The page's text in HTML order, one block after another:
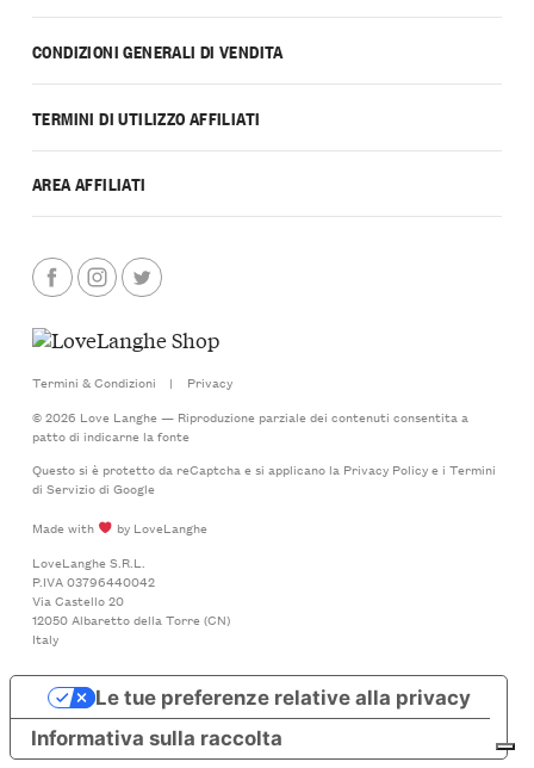
CONDIZIONI GENERALI DI VENDITA
TERMINI DI UTILIZZO AFFILIATI
AREA AFFILIATI
Termini & Condizioni |
Privacy
© 2026 Love Langhe — Riproduzione parziale dei contenuti consentita a
patto di indicarne la fonte
Questo si è protetto da reCaptcha e si applicano la Privacy Policye i Termini
di Serviziodi Google
Made with
by LoveLanghe
LoveLanghe S.R.L.
P.IVA 03796440042
Via Castello 20
12050 Albaretto della Torre (CN)
Italy
Informativa sulla raccolta
Le tue preferenze relative alla privacy